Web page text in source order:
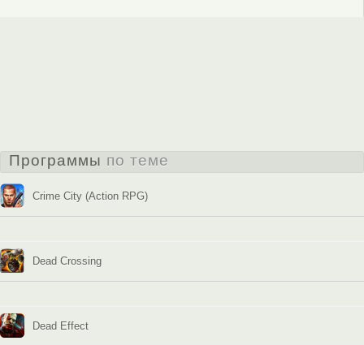
Программы по теме
Crime City (Action RPG)
Dead Crossing
Dead Effect